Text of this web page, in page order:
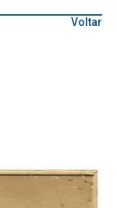
Voltar